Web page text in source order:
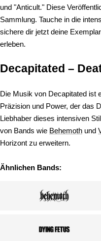
und "Anticult." Diese
Sammlung. Tauche in die
sichere dir jetzt deine
erleben.
Decapitated –
Die Musik von Decapitated ist
Präzision und Power, der das
Liebhaber dieses intensiven
von Bands wie Behemoth und
Horizont zu erweitern.
Ähnlichen Bands: